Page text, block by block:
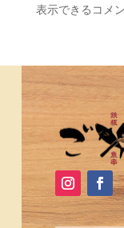
表示できるコメ